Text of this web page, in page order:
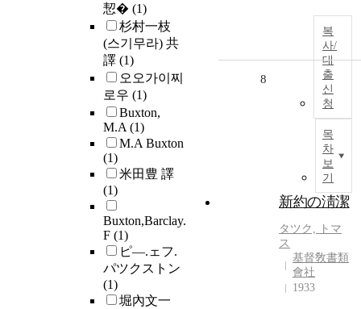
恝� (1)
杉村一枝
(스기무라) 共
譯 (1)
오오가이찌
로우 (1)
Buxton,
M.A(1)
M.A Buxton
(1)
米田豊 譯
(1)
Buxton,Barclay.
F (1)
ピ―.ェフ.
パツクストン
(1)
堀內文一
복
사/
대
출
신
청
목
차
보
기
8
新約の淸潔
タツク, トマ
ス
基督敎書類
會社
1933